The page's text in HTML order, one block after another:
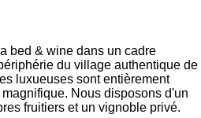
bed & wine dans un cadre
du village authentique de
luxueuses sont entièrement
Nous disposons d'un
fruitiers et un vignoble privé.